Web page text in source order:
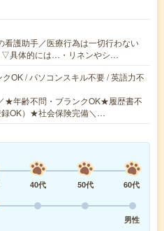
看護助手／医療行為は一切行わない
▽具体的には…・リネンやシ…
OK / パソコンスキル不要 / 英語力不
★年齢不問・ブランクOK★履歴書不
録OK）★社会保険完備＼…
40代 50代
60代
男性